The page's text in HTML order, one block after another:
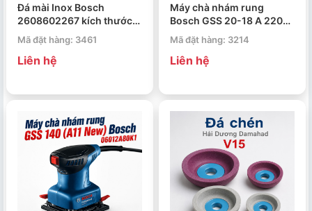
Đá mài Inox Bosch
2608602267 kích thước
100x6x16mm
Mã đặt hàng: 3461
Liên hệ
Máy chà nhám rung
Bosch GSS 20-18 A 220W
đế chà 90x183mm
06010701K1
Mã đặt hàng: 3214
Liên hệ